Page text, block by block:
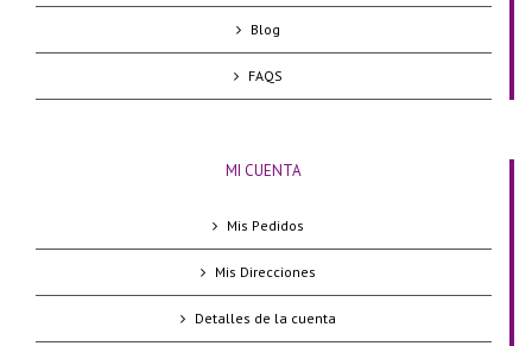
Blog
FAQS
MI CUENTA
Mis Pedidos
Mis Direcciones
Detalles de la cuenta